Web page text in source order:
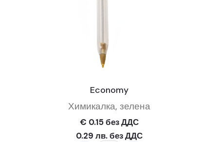
Economy
Химикалка, зелена
€ 0.15 без ДДС
0.29 лв. без ДДС